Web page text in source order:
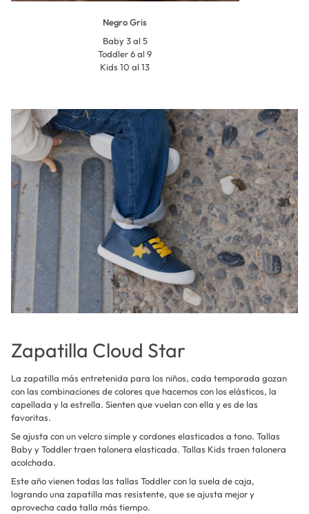
Negro Gris
Baby 3 al 5
Toddler 6 al 9
Kids 10 al 13
Zapatilla Cloud Star
La zapatilla más entretenida para los niños, cada temporada gozan
con las combinaciones de colores que hacemos con los elásticos, la
capellada y la estrella. Sienten que vuelan con ella y es de las
favoritas.
Se ajusta con un velcro simple y cordones elasticados a tono. Tallas
Baby y Toddler traen talonera elasticada. Tallas Kids traen talonera
acolchada.
Este año vienen todas las tallas Toddler con la suela de caja,
logrando una zapatilla mas resistente, que se ajusta mejor y
aprovecha cada talla más tiempo.